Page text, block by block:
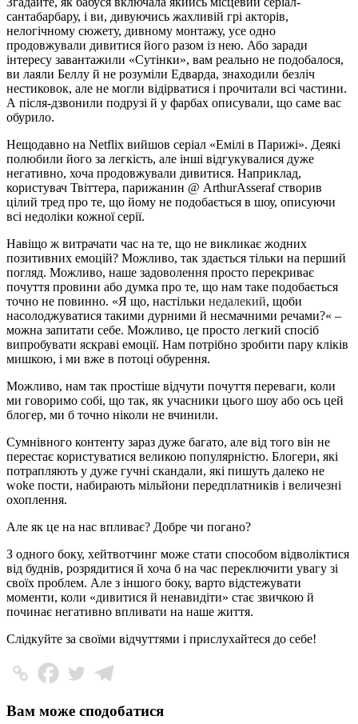
сантабарбару, і ви, дивуючись жахливій грі акторів,
нелогічному сюжету, дивному монтажу, усе одно
продовжували дивитися його разом із нею. Або заради
інтересу завантажили «Сутінки», вам реально не подобалося,
ви лаяли Беллу й не розуміли Едварда, знаходили безліч
нестиковок, але не могли відірватися і прочитали всі частини.
А після-дзвонили подрузі й у фарбах описували, що саме вас
обурило.
Нещодавно на Netflix вийшов серіал «Емілі в Парижі». Деякі
полюбили його за легкість, але інші відгукувалися дуже
негативно, хоча продовжували дивитися. Наприклад,
користувач Твіттера, парижанин @ ArthurAsseraf створив
цілий тред про те, що йому не подобається в шоу, описуючи
всі недоліки кожної серії.
Навіщо ж витрачати час на те, що не викликає жодних
позитивних емоцій? Можливо, так здається тільки на перший
погляд. Можливо, наше задоволення просто перекриває
почуття провини або думка про те, що нам таке подобається
точно не повинно. «Я що, настільки недалекий, щоби
насолоджуватися такими дурними й несмачними речами?« –
можна запитати себе. Можливо, це просто легкий спосіб
випробувати яскраві емоції. Нам потрібно зробити пару кліків
мишкою, і ми вже в потоці обурення.
Можливо, нам так простіше відчути почуття переваги, коли
ми говоримо собі, що так, як учасники цього шоу або ось цей
блогер, ми б точно ніколи не вчинили.
Сумнівного контенту зараз дуже багато, але від того він не
перестає користуватися великою популярністю. Блогери, які
потрапляють у дуже гучні скандали, які пишуть далеко не
woke пости, набирають мільйони передплатників і величезні
охоплення.
Але як це на нас впливає? Добре чи погано?
З одного боку, хейтвотчинг може стати способом відволіктися
від буднів, розрядитися й хоча б на час переключити увагу зі
своїх проблем. Але з іншого боку, варто відстежувати
моменти, коли «дивитися й ненавидіти» стає звичкою й
починає негативно впливати на наше життя.
Слідкуйте за своїми відчуттями і прислухайтеся до себе!
Вам може сподобатися